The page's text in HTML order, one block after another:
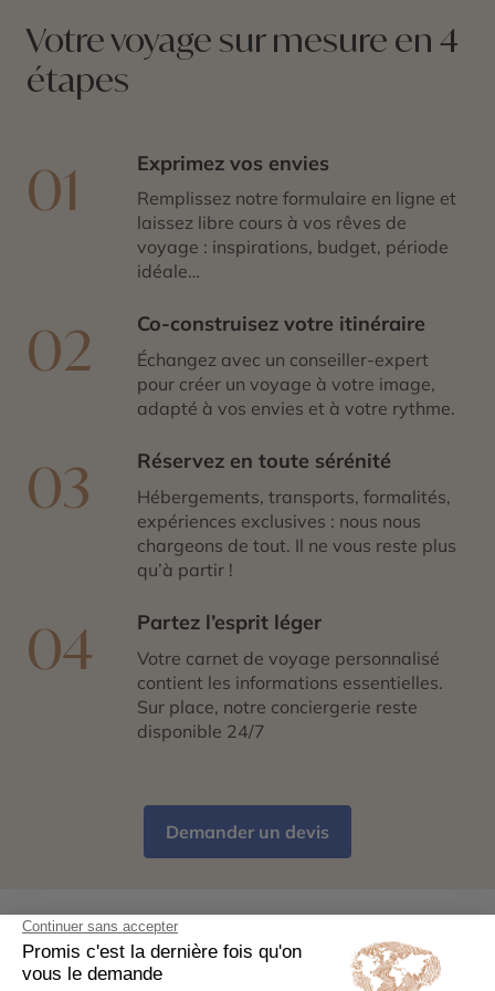
Votre voyage sur mesure en 4
étapes
01 Exprimez vos envies
Remplissez notre formulaire en ligne et
laissez libre cours à vos rêves de
voyage : inspirations, budget, période
idéale…
02 Co-construisez votre itinéraire
Échangez avec un conseiller-expert
pour créer un voyage à votre image,
adapté à vos envies et à votre rythme.
03 Réservez en toute sérénité
Hébergements, transports, formalités,
expériences exclusives : nous nous
chargeons de tout. Il ne vous reste plus
qu’à partir !
04 Partez l’esprit léger
Votre carnet de voyage personnalisé
contient les informations essentielles.
Sur place, notre conciergerie reste
disponible 24/7
Demander un devis
Préparer son voyage en
Skiathos